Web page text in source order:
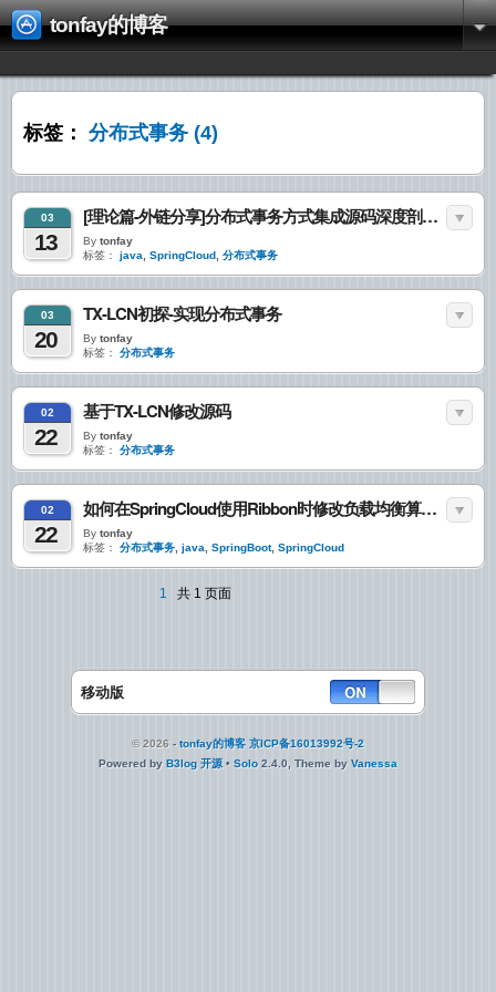
tonfay的博客
标签： 分布式事务 (4)
03
13
[理论篇-外链分享]分布式事务方式集成源码深度剖析：Fescar x Spring Cloud
By tonfay
标签：
java SpringCloud 分布式事务
03
20
TX-LCN初探-实现分布式事务
By tonfay
标签：
分布式事务
02
22
基于TX-LCN修改源码
By tonfay
标签：
分布式事务
02
22
如何在SpringCloud使用Ribbon时修改负载均衡算法-TX-LCN分享记录
By tonfay
标签：
分布式事务 java SpringBoot, SpringCloud
1 共 1 页面
移动版
© 2026 -tonfay的博客 京ICP备16013992号-2
Powered by B3log 开源• Solo2.4.0, Theme by Vanessa